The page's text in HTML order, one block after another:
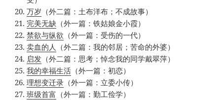
万岁 （外二篇：土布洋布；不成故事）
完美无缺 （外一篇：铁姑娘金小霞）
禁欲与纵欲 （外一篇：受伤的一代）
卖血的人 （外二篇：我的邻居；苦命的外婆）
启发 （外二篇：思考；悼念我的同学戴翠萍）
我的幸福生活 （外一篇：初恋）
理想变迁录 （外一篇：立委小传）
班级首富 （外一篇：勤工俭学）